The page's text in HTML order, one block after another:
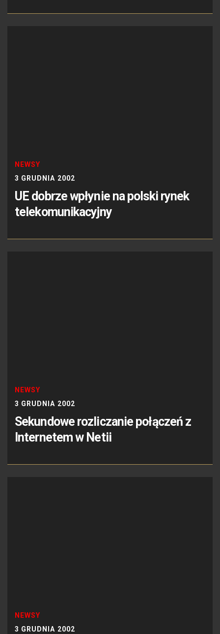
NEWSY
3 GRUDNIA 2002
UE dobrze wpłynie na polski rynek
telekomunikacyjny
NEWSY
3 GRUDNIA 2002
Sekundowe rozliczanie połączeń z
Internetem w Netii
NEWSY
3 GRUDNIA 2002